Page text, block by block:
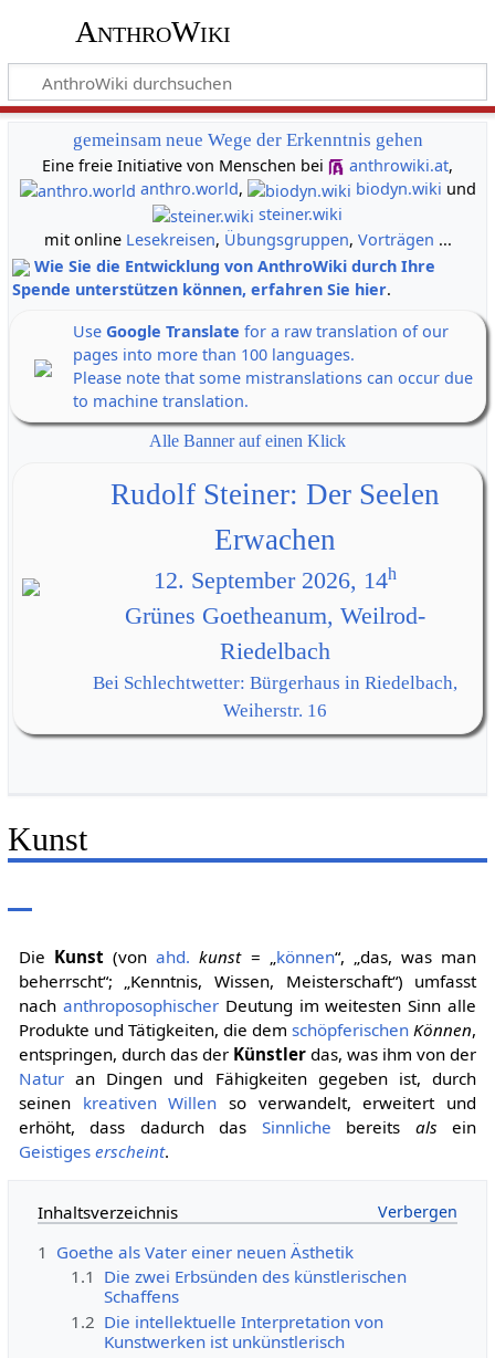
AnthroWiki
gemeinsam neue Wege der Erkenntnis gehen
Eine freie Initiative von Menschen bei
anthrowiki.at,
anthro.world, biodyn.wiki und
steiner.wiki
mit online Lesekreisen, Übungsgruppen, Vorträgen ...
Wie Sie die Entwicklung von AnthroWiki durch Ihre
Spende unterstützen können, erfahren Sie hier.
Use Google Translate for a raw translation of our
pages into more than 100 languages.
Please note that some mistranslations can occur due
to machine translation.
Alle Banner auf einen Klick
Rudolf Steiner: Der Seelen
Erwachen
12. September 2026, 14h
Grünes Goetheanum, Weilrod-
Riedelbach
Bei Schlechtwetter: Bürgerhaus in Riedelbach,
Weiherstr. 16
Kunst
Die Kunst(vonahd. kunst= „können“, „das, was man
beherrscht“; „Kenntnis, Wissen, Meisterschaft“) umfasst
nach anthroposophischerDeutung im weitesten Sinn alle
Produkte und Tätigkeiten, die demschöpferischen Können,
entspringen, durch das der Künstlerdas, was ihm von der
Naturan Dingen und Fähigkeiten gegeben ist, durch
seinen kreativen Willen so verwandelt, erweitert und
erhöht, dass dadurch das Sinnliche bereits als ein
Geistiges erscheint.
Inhaltsverzeichnis
1 Goethe als Vater einer neuen Ästhetik
1.1 Die zwei Erbsünden des künstlerischen
Schaffens
1.2 Die intellektuelle Interpretation von
Kunstwerken ist unkünstlerisch